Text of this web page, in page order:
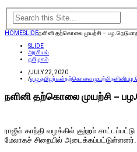
HOMESLIDEநளினி தற்கொலை முயற்சி –
SLIDE
அரசியல்
தமிழகம்
/JULY 22, 2020
/ஏழு தமிழர்கள்தற்கொலை முயற்சிநளினி
நளினி தற்கொலை முயற்சி –
ராஜீவ் காந்தி வழக்கில் குற்றம்
மேலாகச் சிறையில் அடைக்கப்பட்டுள்ளனர்.